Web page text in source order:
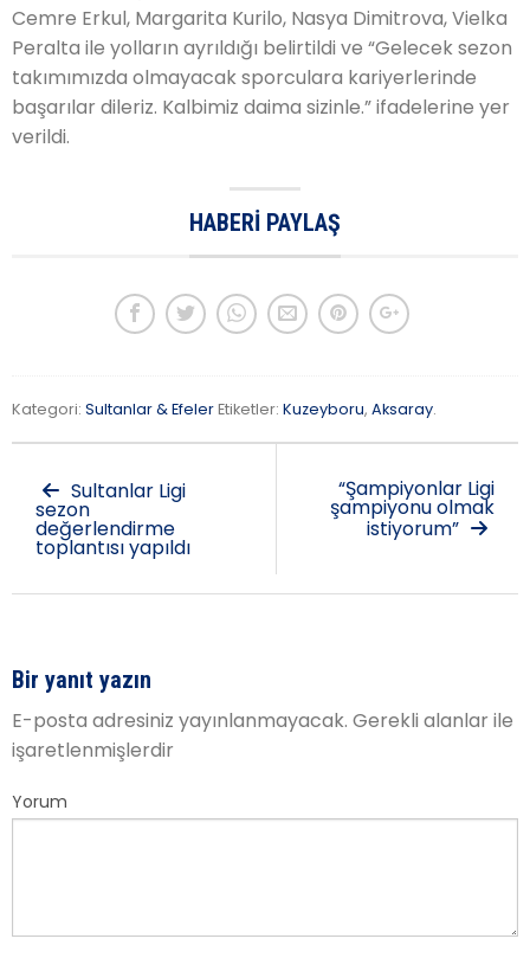
Cemre Erkul, Margarita Kurilo, Nasya Dimitrova, Vielka
Peralta ile yolların ayrıldığı belirtildi ve “Gelecek sezon
takımımızda olmayacak sporculara kariyerlerinde
başarılar dileriz. Kalbimiz daima sizinle.” ifadelerine yer
verildi.
HABERI PAYLAŞ
Kategori: Sultanlar & EfelerEtiketler: Kuzeyboru, Aksaray.
Sultanlar Ligi
sezon
değerlendirme
toplantısı yapıldı
“Şampiyonlar Ligi
şampiyonu olmak
istiyorum”
Bir yanıt yazın
E-posta adresiniz yayınlanmayacak. Gerekli alanlar ile
işaretlenmişlerdir
Yorum